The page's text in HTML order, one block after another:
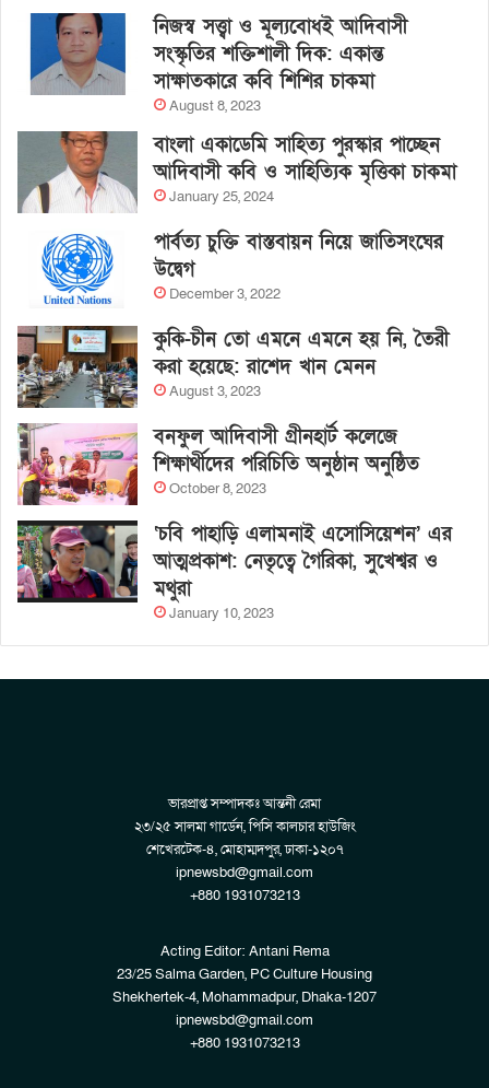
নিজস্ব সত্ত্বা ও মূল্যবোধই আদিবাসী
সংস্কৃতির শক্তিশালী দিক: একান্ত
সাক্ষাতকারে কবি শিশির চাকমা
August 8, 2023
বাংলা একাডেমি সাহিত্য পুরস্কার পাচ্ছেন
আদিবাসী কবি ও সাহিত্যিক মৃত্তিকা চাকমা
January 25, 2024
পার্বত্য চুক্তি বাস্তবায়ন নিয়ে জাতিসংঘের
উদ্বেগ
December 3, 2022
কুকি-চীন তো এমনে এমনে হয় নি, তৈরী
করা হয়েছে: রাশেদ খান মেনন
August 3, 2023
বনফুল আদিবাসী গ্রীনহার্ট কলেজে
শিক্ষার্থীদের পরিচিতি অনুষ্ঠান অনুষ্ঠিত
October 8, 2023
‘চবি পাহাড়ি এলামনাই এসোসিয়েশন’ এর
আত্মপ্রকাশ: নেতৃত্বে গৈরিকা, সুখেশ্বর ও
মথুরা
January 10, 2023
ভারপ্রাপ্ত সম্পাদকঃ আন্তনী রেমা
২৩/২৫ সালমা গার্ডেন, পিসি কালচার হাউজিং
শেখেরটেক-৪, মোহাম্মদপুর, ঢাকা-১২০৭
ipnewsbd@gmail.com
+880 1931073213
Acting Editor: Antani Rema
23/25 Salma Garden, PC Culture Housing
Shekhertek-4, Mohammadpur, Dhaka-1207
ipnewsbd@gmail.com
+880 1931073213